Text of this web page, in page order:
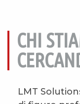
CHI
LMT